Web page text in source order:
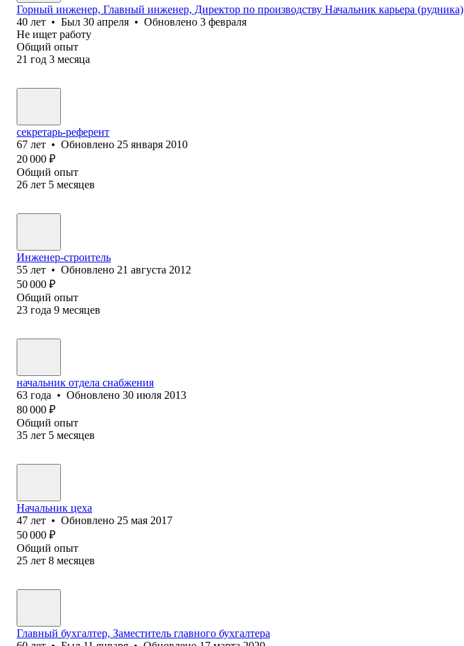
Горный инженер, Главный инженер, Директор по производству Начальник карьера (рудника)
40 лет • Был 30 апреля • Обновлено 3 февраля
Не ищет работу
Общий опыт
21 год 3 месяца
секретарь-референт
67 лет • Обновлено 25 января 2010
20 000 ₽
Общий опыт
26 лет 5 месяцев
Инженер-строитель
55 лет • Обновлено 21 августа 2012
50 000 ₽
Общий опыт
23 года 9 месяцев
начальник отдела снабжения
63 года • Обновлено 30 июля 2013
80 000 ₽
Общий опыт
35 лет 5 месяцев
Начальник цеха
47 лет • Обновлено 25 мая 2017
50 000 ₽
Общий опыт
25 лет 8 месяцев
Главный бухгалтер, Заместитель главного бухгалтера